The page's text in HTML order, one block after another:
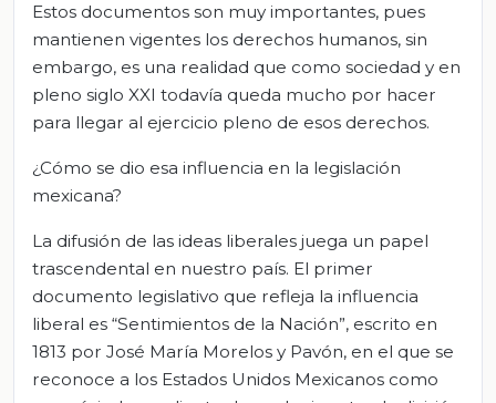
Estos documentos son muy importantes, pues
mantienen vigentes los derechos humanos, sin
embargo, es una realidad que como sociedad y en
pleno siglo XXI todavía queda mucho por hacer
para llegar al ejercicio pleno de esos derechos.
¿Cómo se dio esa influencia en la legislación
mexicana?
La difusión de las ideas liberales juega un papel
trascendental en nuestro país. El primer
documento legislativo que refleja la influencia
liberal es “Sentimientos de la Nación”, escrito en
1813 por José María Morelos y Pavón, en el que se
reconoce a los Estados Unidos Mexicanos como